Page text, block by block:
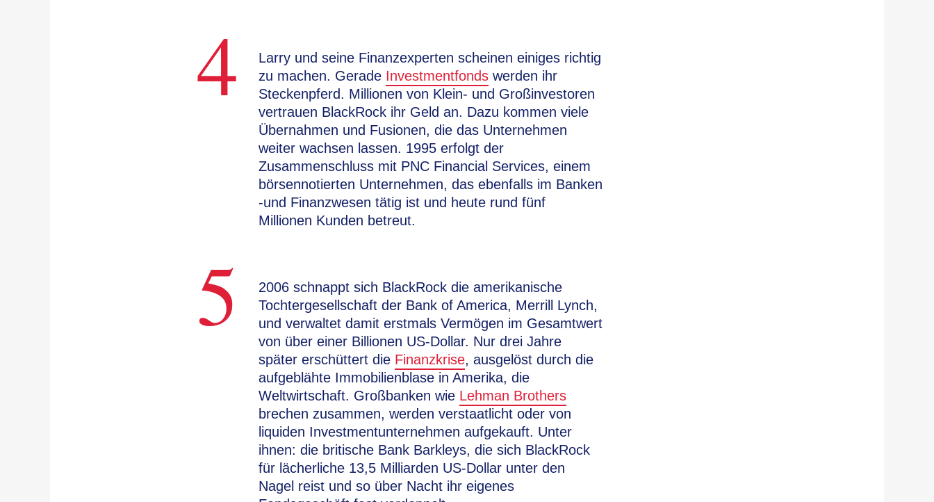
4
Larry und seine Finanzexperten scheinen einiges richtig
zu machen. Gerade Investmentfonds werden ihr
Steckenpferd. Millionen von Klein- und Großinvestoren
vertrauen BlackRock ihr Geld an. Dazu kommen viele
Übernahmen und Fusionen, die das Unternehmen
weiter wachsen lassen. 1995 erfolgt der
Zusammenschluss mit PNC Financial Services, einem
börsennotierten Unternehmen, das ebenfalls im Banken
-und Finanzwesen tätig ist und heute rund fünf
Millionen Kunden betreut.
5
2006 schnappt sich BlackRock die amerikanische
Tochtergesellschaft der Bank of America, Merrill Lynch,
und verwaltet damit erstmals Vermögen im Gesamtwert
von über einer Billionen US-Dollar. Nur drei Jahre
später erschüttert die Finanzkrise, ausgelöst durch die
aufgeblähte Immobilienblase in Amerika, die
Weltwirtschaft. Großbanken wie Lehman Brothers
brechen zusammen, werden verstaatlicht oder von
liquiden Investmentunternehmen aufgekauft. Unter
ihnen: die britische Bank Barkleys, die sich BlackRock
für lächerliche 13,5 Milliarden US-Dollar unter den
Nagel reist und so über Nacht ihr eigenes